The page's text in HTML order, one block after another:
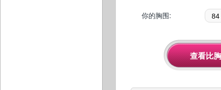
你的胸围: